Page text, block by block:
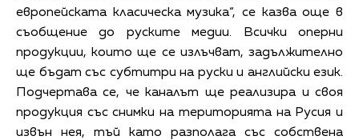
европейската класическа музика“, се казва още в
съобщение до руските медии. Всички оперни
продукции, които ще се излъчват, задължително
ще бъдат със субтитри на руски и английски език.
Подчертава се, че каналът ще реализира и своя
продукция със снимки на територията на Русия и
извън нея, тъй като разполага със собствена